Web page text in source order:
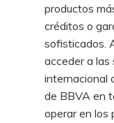
productos
créditos o
sofisticados.
acceder a las
internacional
de BBVA en
operar en los